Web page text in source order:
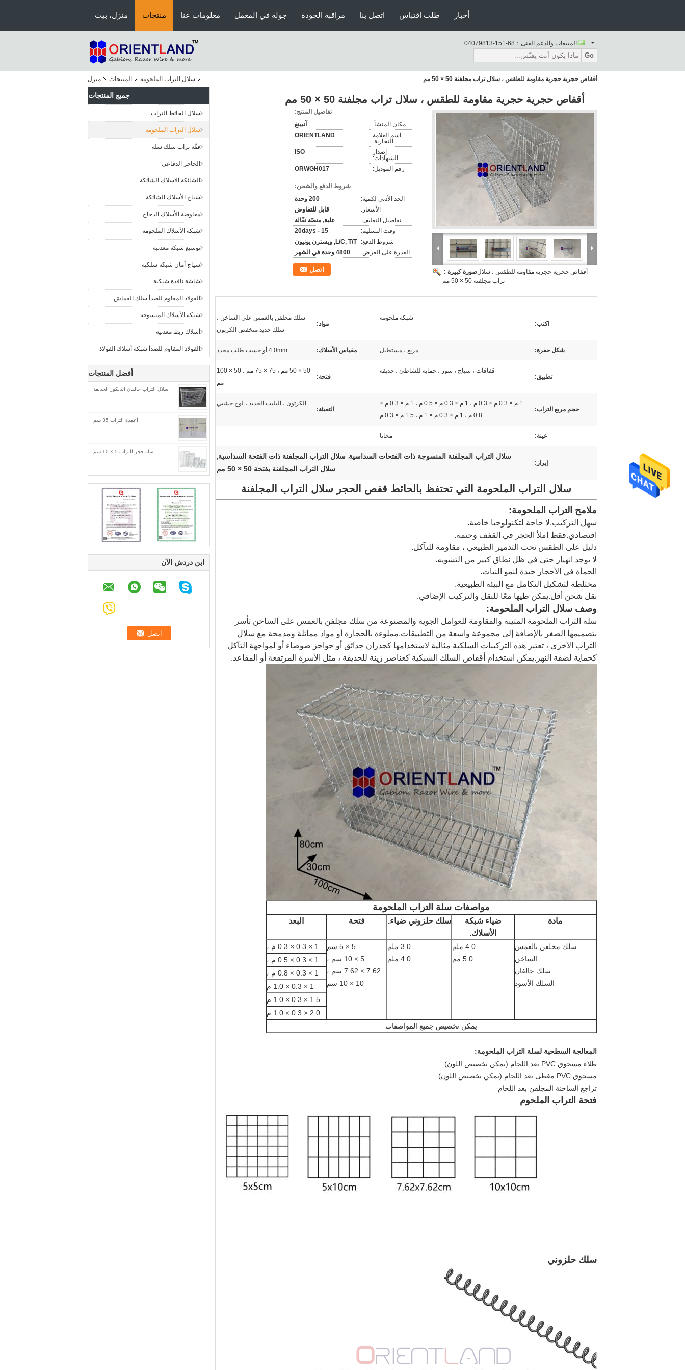
منزل، بيت منتجات معلومات عنا جولة في المعمل مراقبة الجودة اتصل بنا طلب اقتباس أخبار
المبيعات والدعم الفنى： 86-151-31897040
Go
منزل المنتجات سلال التراب الملحومة أقفاص حجرية حجرية مقاومة للطقس ، سلال تراب مجلفنة 50 × 50 مم
جميع المنتجات
سلال الحائط التراب
سلال التراب الملحومة
قفّة تراب سلك سلة
الحاجز الدفاعي
الشائكة الاسلاك الشائكة
سياج الأسلاك الشائكة
معاوضة الأسلاك الدجاج
شبكة الأسلاك الملحومة
توسيع شبكة معدنية
سياج أمان شبكة سلكية
شاشة نافذة شبكية
الفولاذ المقاوم للصدأ سلك القماش
شبكة الأسلاك المنسوجة
أسلاك ربط معدنية
الفولاذ المقاوم للصدأ شبكة أسلاك الفولاذ
أفضل المنتجات
سلال التراب جالفان الديكور الحديقة
أعمدة التراب 35 سم
سلة حجر التراب 5 × 10 سم
ابن دردش الآن
أقفاص حجرية حجرية مقاومة للطقس ، سلال تراب مجلفنة 50 × 50 مم
صورة كبيرة :أقفاص حجرية حجرية مقاومة للطقس ، سلال
تراب مجلفنة 50 × 50 مم
تفاصيل المنتج:
مكان المنشأ:
آنبينغ
اسم العلامة
التجارية:
ORIENTLAND
إصدار
الشهادات:
ISO
رقم الموديل: ORWGH017
شروط الدفع والشحن:
الحد الأدنى لكمية:
200 وحدة
الأسعار:
قابل للتفاوض
تفاصيل التغليف:
علبة, منصّة نقّالة
وقت التسليم:
15 - 20days
شروط الدفع:
L/C, T/T, ويسترن يونيون
القدرة على العرض:
4800 وحدة في الشهر
اتصل
اكتب:
شبكة ملحومة
مواد:
سلك مجلفن بالغمس على الساخن ،
سلك حديد منخفض الكربون
شكل حفرة: مربع ، مستطيل مقياس الأسلاك: 4.0mm أو حسب طلب محدد
تطبيق:
قفافات ، سياج ، سور ، حماية للشاطئ ، حديقة
فتحة:
50 × 50 مم ، 75 × 75 مم ، 50 × 100
مم
حجم مربع التراب:
1 م × 0.3 م × 0.3 م ، 1 م × 0.3 م × 0.5 م ، 1 م × 0.3 م ×
0.8 م ، 1 م × 0.3 م × 1 م ، 1.5 م × 0.3 م
التعبئة:
الكرتون ، البليت الحديد ، لوح خشبي
عينة: مجانا
إبراز:
سلال التراب المجلفنة المنسوجة ذات الفتحات السداسية, سلال التراب المجلفنة ذات الفتحة السداسية,
سلال التراب المجلفنة بفتحة 50 × 50 مم
سلال التراب الملحومة التي تحتفظ بالحائط قفص الحجر سلال التراب المجلفنة
ملامح التراب الملحومة:
سهل التركيب.لا حاجة لتكنولوجيا خاصة.
اقتصادي.فقط املأ الحجر في القفف وختمه.
دليل على الطقس تحت التدمير الطبيعي ، مقاومة للتآكل.
لا يوجد انهيار حتى في ظل نطاق كبير من التشويه.
الحمأة في الأحجار جيدة لنمو النبات.
مختلطة لتشكيل التكامل مع البيئة الطبيعية.
نقل شحن أقل.يمكن طيها معًا للنقل والتركيب الإضافي.
وصف سلال التراب الملحومة:
سلة التراب الملحومة المتينة والمقاومة للعوامل الجوية والمصنوعة من سلك مجلفن بالغمس على الساخن تأسر
بتصميمها الصغر بالإضافة إلى مجموعة واسعة من التطبيقات.مملوءة بالحجارة أو مواد مماثلة ومدمجة مع سلال
التراب الأخرى ، تعتبر هذه التركيبات السلكية مثالية لاستخدامها كجدران حدائق أو حواجز ضوضاء أو لمواجهة التآكل
كحماية لضفة النهر.يمكن استخدام أقفاص السلك الشبكية كعناصر زينة للحديقة ، مثل الأسرة المرتفعة أو المقاعد.
مواصفات سلة التراب الملحومة
مادة
ضياء شبكة
الأسلاك.
سلك حلزوني ضياء. فتحة البعد
سلك مجلفن بالغمس
الساخن
سلك جالفان
السلك الأسود
4.0 ملم
5.0 مم
3.0 ملم
4.0 ملم
5 × 5 سم
5 × 10 سم ،
7.62 × 7.62 سم ​​،
10 × 10 سم
1 × 0.3 × 0.3 م ،
1 × 0.3 × 0.5 م ،
1 × 0.3 × 0.8 م ،
1 × 0.3 × 1.0 م
1.5 × 0.3 × 1.0 م
2.0 × 0.3 × 1.0 م
يمكن تخصيص جميع المواصفات
المعالجة السطحية لسلة التراب الملحومة:
طلاء مسحوق PVC بعد اللحام (يمكن تخصيص اللون)
مسحوق PVC مغطى بعد اللحام (يمكن تخصيص اللون)
تراجع الساخنة المجلفن بعد اللحام
فتحة التراب الملحوم
سلك حلزوني